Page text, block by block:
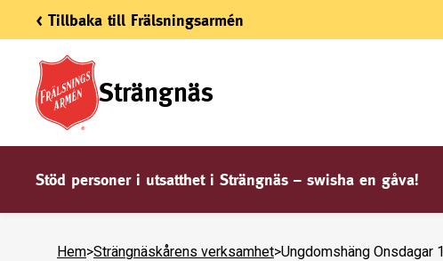
< Tillbaka till Frälsningsarmén
Strängnäs
Stöd personer i utsatthet i Strängnäs – swisha en gåva!
Hem>Strängnäskårens verksamhet>Ungdomshäng Onsdagar